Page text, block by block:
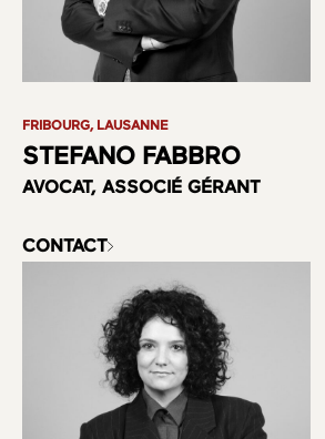
FRIBOURG, LAUSANNE
STEFANO FABBRO
AVOCAT, ASSOCIÉ GÉRANT
CONTACT